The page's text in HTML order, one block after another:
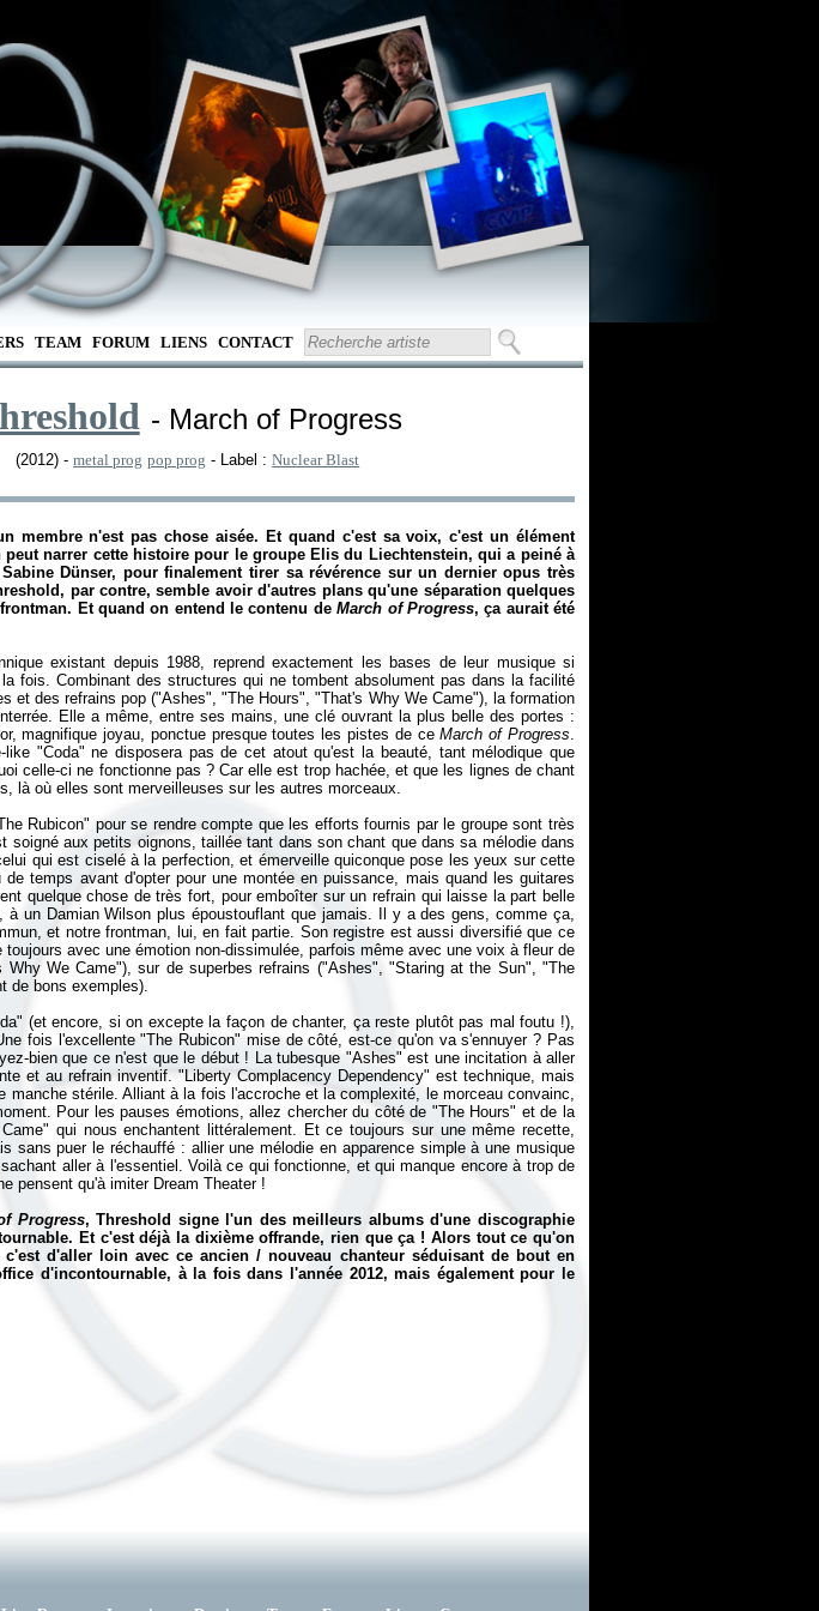
TEAM FORUM LIENS CONTACT
- March of Progress
(2012) -metal prog pop prog - Label :Nuclear Blast
membre n'est pas chose aisée. Et quand c'est sa voix, c'est un élément
narrer cette histoire pour le groupe Elis du Liechtenstein, qui a peiné à
Dünser, pour finalement tirer sa révérence sur un dernier opus très
par contre, semble avoir d'autres plans qu'une séparation quelques
Et quand on entend le contenu deMarch of Progress, ça aurait été
existant depuis 1988, reprend exactement les bases de leur musique si
fois. Combinant des structures qui ne tombent absolument pas dans la facilité
et des refrains pop ("Ashes", "The Hours", "That's Why We Came"), la formation
Elle a même, entre ses mains, une clé ouvrant la plus belle des portes :
magnifique joyau, ponctue presque toutes les pistes de ceMarch of Progress.
"Coda" ne disposera pas de cet atout qu'est la beauté, tant mélodique que
celle-ci ne fonctionne pas ? Car elle est trop hachée, et que les lignes de chant
là où elles sont merveilleuses sur les autres morceaux.
Rubicon" pour se rendre compte que les efforts fournis par le groupe sont très
soigné aux petits oignons, taillée tant dans son chant que dans sa mélodie dans
qui est ciselé à la perfection, et émerveille quiconque pose les yeux sur cette
temps avant d'opter pour une montée en puissance, mais quand les guitares
quelque chose de très fort, pour emboîter sur un refrain qui laisse la part belle
à un Damian Wilson plus époustouflant que jamais. Il y a des gens, comme ça,
et notre frontman, lui, en fait partie. Son registre est aussi diversifié que ce
avec une émotion non-dissimulée, parfois même avec une voix à fleur de
Why We Came"), sur de superbes refrains ("Ashes", "Staring at the Sun", "The
de bons exemples).
(et encore, si on excepte la façon de chanter, ça reste plutôt pas mal foutu !),
fois l'excellente "The Rubicon" mise de côté, est-ce qu'on va s'ennuyer ? Pas
bien que ce n'est que le début ! La tubesque "Ashes" est une incitation à aller
et au refrain inventif. "Liberty Complacency Dependency" est technique, mais
manche stérile. Alliant à la fois l'accroche et la complexité, le morceau convainc,
Pour les pauses émotions, allez chercher du côté de "The Hours" et de la
qui nous enchantent littéralement. Et ce toujours sur une même recette,
sans puer le réchauffé : allier une mélodie en apparence simple à une musique
aller à l'essentiel. Voilà ce qui fonctionne, et qui manque encore à trop de
pensent qu'à imiter Dream Theater !
Progress, Threshold signe l'un des meilleurs albums d'une discographie
Et c'est déjà la dixième offrande, rien que ça ! Alors tout ce qu'on
d'aller loin avec ce ancien / nouveau chanteur séduisant de bout en
d'incontournable, à la fois dans l'année 2012, mais également pour le